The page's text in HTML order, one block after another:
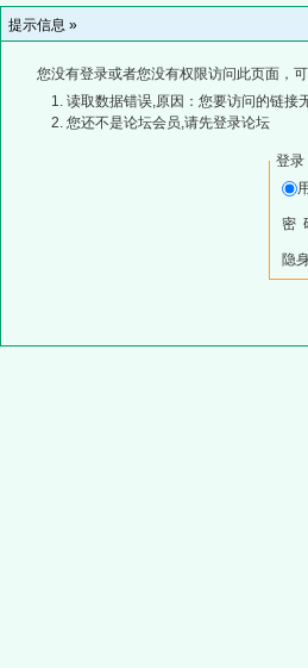
提示信息 »
您没有登录或者您没有权限访问此页面，
读取数据错误,原因：您要访问的链接
您还不是论坛会员,请先登录论坛
登录
密
隐